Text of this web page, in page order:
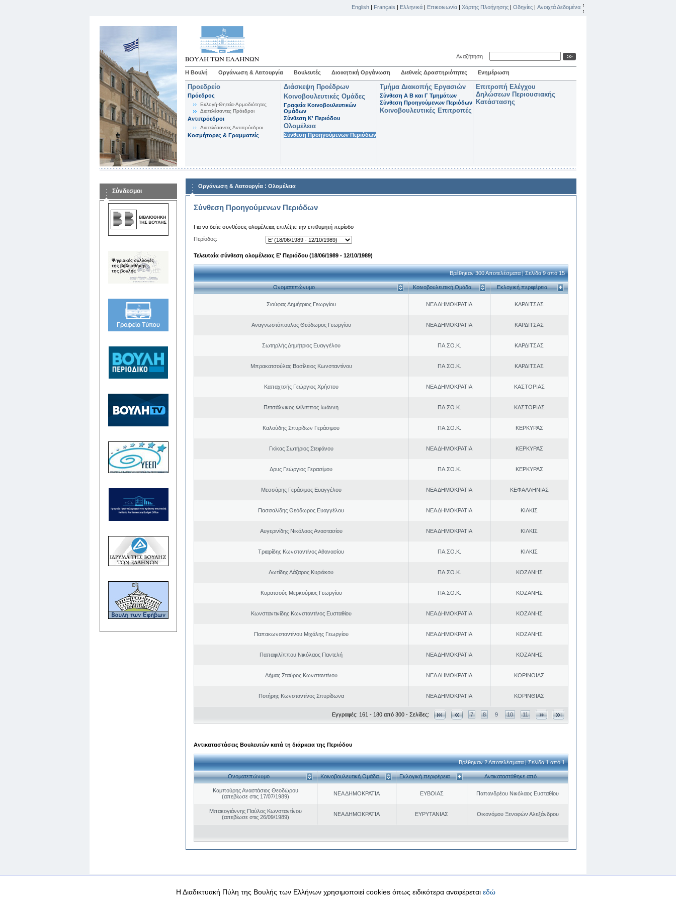
English | Français | Ελληνικά | Επικοινωνία | Χάρτης Πλοήγησης | Οδηγίες | Ανοιχτά Δεδομένα
Αναζήτηση
Η Βουλή Οργάνωση & Λειτουργία Βουλευτές Διοικητική Οργάνωση Διεθνείς Δραστηριότητες Ενημέρωση
Προεδρείο
Πρόεδρος
Εκλογή-Θητεία-Αρμοδιότητες
Διατελέσαντες Πρόεδροι
Αντιπρόεδροι
Διατελέσαντες Αντιπρόεδροι
Κοσμήτορες & Γραμματείς
Διάσκεψη Προέδρων
Κοινοβουλευτικές Ομάδες
Γραφεία Κοινοβουλευτικών
Ομάδων
Σύνθεση K' Περιόδου
Ολομέλεια
Σύνθεση Προηγούμενων Περιόδων
Τμήμα Διακοπής Εργασιών
Σύνθεση Α Β και Γ Τμημάτων
Σύνθεση Προηγούμενων Περιόδων
Κοινοβουλευτικές Επιτροπές
Επιτροπή Ελέγχου
Δηλώσεων Περιουσιακής
Κατάστασης
Σύνδεσμοι
Οργάνωση & Λειτουργία : Ολομέλεια
Σύνθεση Προηγούμενων Περιόδων
Για να δείτε συνθέσεις ολομέλειας επιλέξτε την επιθυμητή περίοδο
Περίοδος:
Τελευταία σύνθεση ολομέλειας Ε' Περιόδου (18/06/1989 - 12/10/1989)
Βρέθηκαν 300 Αποτελέσματα | Σελίδα 9 από 15
Ονοματεπώνυμο Κοινοβουλευτική Ομάδα Εκλογική περιφέρεια
Σιούφας Δημήτριος Γεωργίου ΝΕΑ ΔΗΜΟΚΡΑΤΙΑ ΚΑΡΔΙΤΣΑΣ
Αναγνωστόπουλος Θεόδωρος Γεωργίου ΝΕΑ ΔΗΜΟΚΡΑΤΙΑ ΚΑΡΔΙΤΣΑΣ
Σωτηρλής Δημήτριος Ευαγγέλου ΠΑ.ΣΟ.Κ. ΚΑΡΔΙΤΣΑΣ
Μπρακατσούλας Βασίλειος Κωνσταντίνου ΠΑ.ΣΟ.Κ. ΚΑΡΔΙΤΣΑΣ
Καπαχτσής Γεώργιος Χρήστου ΝΕΑ ΔΗΜΟΚΡΑΤΙΑ ΚΑΣΤΟΡΙΑΣ
Πετσάλνικος Φίλιππος Ιωάννη ΠΑ.ΣΟ.Κ. ΚΑΣΤΟΡΙΑΣ
Καλούδης Σπυρίδων Γεράσιμου ΠΑ.ΣΟ.Κ. ΚΕΡΚΥΡΑΣ
Γκίκας Σωτήριος Στεφάνου ΝΕΑ ΔΗΜΟΚΡΑΤΙΑ ΚΕΡΚΥΡΑΣ
Δρυς Γεώργιος Γερασίμου ΠΑ.ΣΟ.Κ. ΚΕΡΚΥΡΑΣ
Μεσσάρης Γεράσιμος Ευαγγέλου ΝΕΑ ΔΗΜΟΚΡΑΤΙΑ ΚΕΦΑΛΛΗΝΙΑΣ
Πασσαλίδης Θεόδωρος Ευαγγέλου ΝΕΑ ΔΗΜΟΚΡΑΤΙΑ ΚΙΛΚΙΣ
Αυγερινίδης Νικόλαος Αναστασίου ΝΕΑ ΔΗΜΟΚΡΑΤΙΑ ΚΙΛΚΙΣ
Τριαρίδης Κωνσταντίνος Αθανασίου ΠΑ.ΣΟ.Κ. ΚΙΛΚΙΣ
Λωτίδης Λάζαρος Κυριάκου ΠΑ.ΣΟ.Κ. ΚΟΖΑΝΗΣ
Κυρατσούς Μερκούριος Γεωργίου ΠΑ.ΣΟ.Κ. ΚΟΖΑΝΗΣ
Κωνσταντινίδης Κωνσταντίνος Ευσταθίου ΝΕΑ ΔΗΜΟΚΡΑΤΙΑ ΚΟΖΑΝΗΣ
Παπακωνσταντίνου Μιχάλης Γεωργίου ΝΕΑ ΔΗΜΟΚΡΑΤΙΑ ΚΟΖΑΝΗΣ
Παπαφιλίππου Νικόλαος Παντελή ΝΕΑ ΔΗΜΟΚΡΑΤΙΑ ΚΟΖΑΝΗΣ
Δήμας Σταύρος Kωνσταντίνου ΝΕΑ ΔΗΜΟΚΡΑΤΙΑ ΚΟΡΙΝΘΙΑΣ
Ποτήρης Κωνσταντίνος Σπυρίδωνα ΝΕΑ ΔΗΜΟΚΡΑΤΙΑ ΚΟΡΙΝΘΙΑΣ
Εγγραφές: 161 - 180 από 300 - Σελίδες: 7 8 9 10 11
Αντικαταστάσεις Βουλευτών κατά τη διάρκεια της Περιόδου
Βρέθηκαν 2 Αποτελέσματα | Σελίδα 1 από 1
Ονοματεπώνυμο Κοινοβουλευτική Ομάδα Εκλογική περιφέρεια Αντικαταστάθηκε από
Καμπούρης Αναστάσιος Θεοδώρου
(απεβίωσε στις 17/07/1989)
ΝΕΑ ΔΗΜΟΚΡΑΤΙΑ ΕΥΒΟΙΑΣ Παπανδρέου Νικόλαος Ευσταθίου
Μπακογιάννης Παύλος Κωνσταντίνου
(απεβίωσε στις 26/09/1989)
ΝΕΑ ΔΗΜΟΚΡΑΤΙΑ ΕΥΡΥΤΑΝΙΑΣ Οικονόμου Ξενοφών Αλεξάνδρου
Όροι χρήσης Προσωπικά δεδομένα Ασφάλεια & Πρόσβαση
Η Διαδικτυακή Πύλη της Βουλής των Ελλήνων χρησιμοποιεί cookies όπως ειδικότερα αναφέρεται εδώ